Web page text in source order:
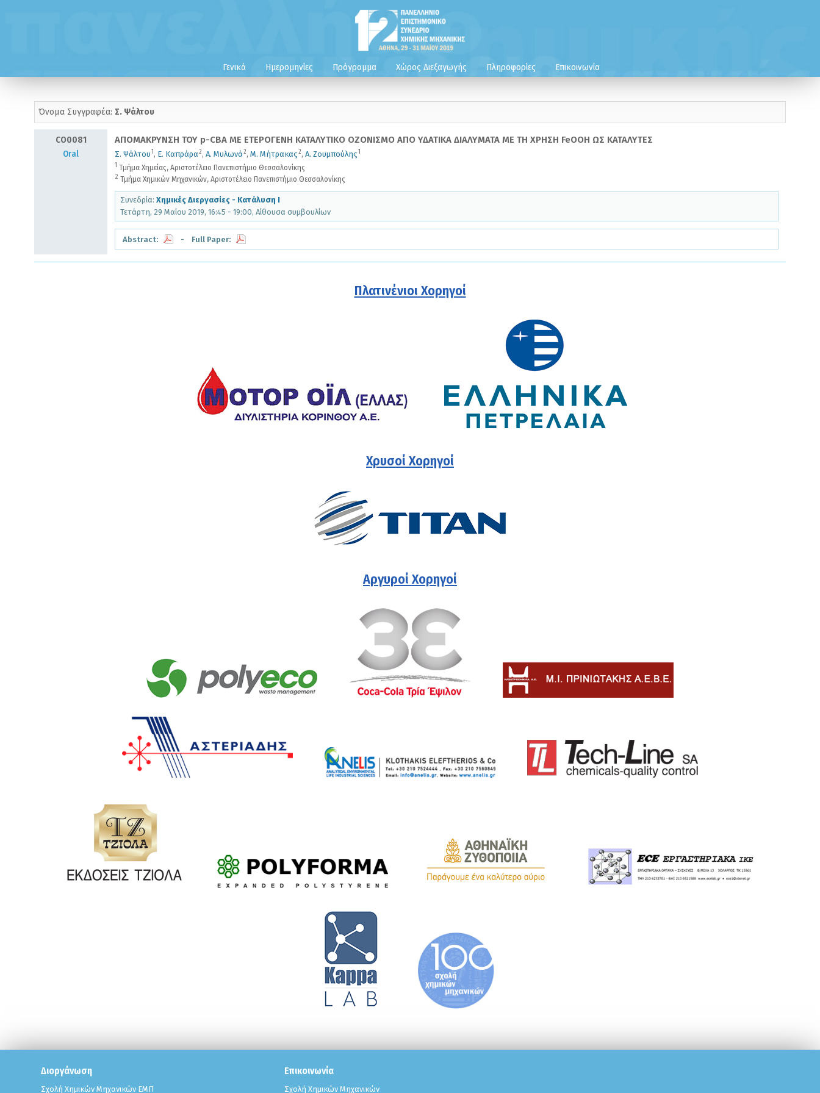
Γενικά Ημερομηνίες Πρόγραμμα Χώρος Διεξαγωγής Πληροφορίες Επικοινωνία
Όνομα Συγγραφέα: Σ. Ψάλτου
CO0081
Oral
ΑΠΟΜΑΚΡΥΝΣΗ ΤΟΥ p-CBA ΜΕ ΕΤΕΡΟΓΕΝΗ ΚΑΤΑΛΥΤΙΚΟ ΟΖΟΝΙΣΜΟ ΑΠΟ ΥΔΑΤΙΚΑ ΔΙΑΛΥΜΑΤΑ ΜΕ ΤΗ ΧΡΗΣΗ FeOOH ΩΣ ΚΑΤΑΛΥΤΕΣ
Σ. Ψάλτου1 , Ε. Καπράρα2, Α. Μυλωνά2, Μ. Μήτρακας2, Α. Ζουμπούλης1
1 Τμήμα Χημείας, Αριστοτέλειο Πανεπιστήμιο Θεσσαλονίκης
2 Τμήμα Χημικών Μηχανικών, Αριστοτέλειο Πανεπιστήμιο Θεσσαλονίκης
Συνεδρία: Χημικές Διεργασίες - Κατάλυση I
Τετάρτη, 29 Μαίου 2019, 16:45 - 19:00, Αίθουσα συμβουλίων
Abstract: - Full Paper:
Πλατινένιοι Χορηγοί
Χρυσοί Χορηγοί
Αργυροί Χορηγοί
Διοργάνωση
Σχολή Χημικών Μηχανικών ΕΜΠ
Επικοινωνία
Σχολή Χημικών Μηχανικών